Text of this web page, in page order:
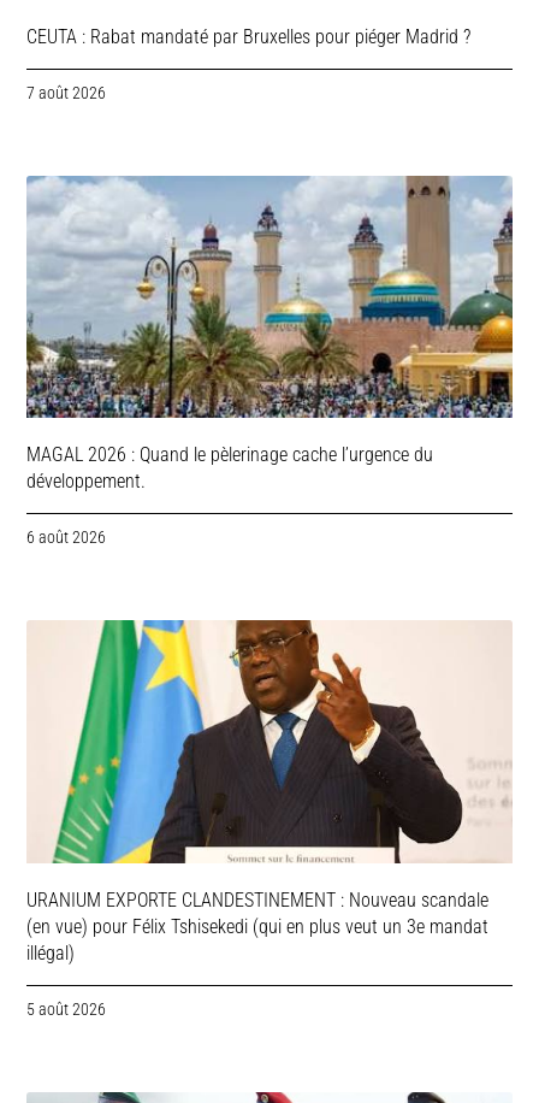
CEUTA : Rabat mandaté par Bruxelles pour piéger Madrid ?
7 août 2026
MAGAL 2026 : Quand le pèlerinage cache l’urgence du
développement.
6 août 2026
URANIUM EXPORTE CLANDESTINEMENT : Nouveau scandale
(en vue) pour Félix Tshisekedi (qui en plus veut un 3e mandat
illégal)
5 août 2026